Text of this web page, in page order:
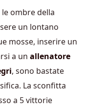
ombre della
un lontano
mosse, inserire un
a un allenatore
, sono bastate
La sconfitta
a 5 vittorie